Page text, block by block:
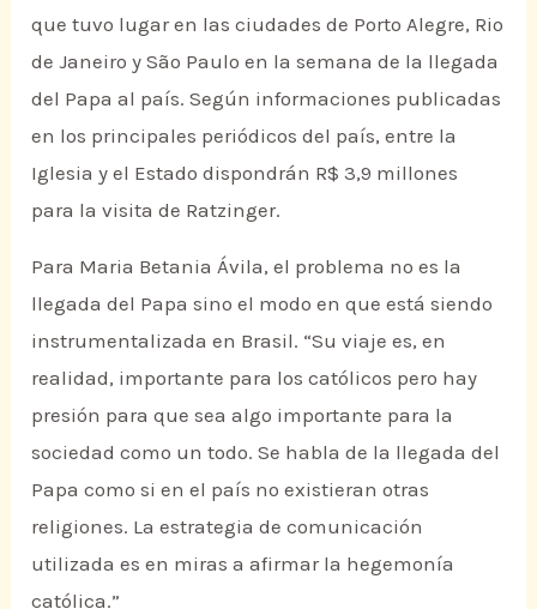
que tuvo lugar en las ciudades de Porto Alegre, Rio
de Janeiro y São Paulo en la semana de la llegada
del Papa al país. Según informaciones publicadas
en los principales periódicos del país, entre la
Iglesia y el Estado dispondrán R$ 3,9 millones
para la visita de Ratzinger.
Para Maria Betania Ávila, el problema no es la
llegada del Papa sino el modo en que está siendo
instrumentalizada en Brasil. “Su viaje es, en
realidad, importante para los católicos pero hay
presión para que sea algo importante para la
sociedad como un todo. Se habla de la llegada del
Papa como si en el país no existieran otras
religiones. La estrategia de comunicación
utilizada es en miras a afirmar la hegemonía
católica.”